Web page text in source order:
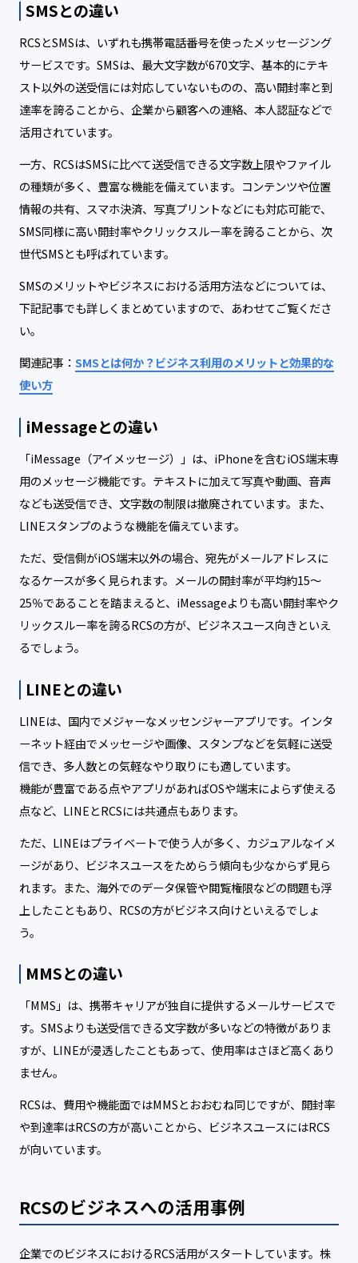
SMSとの違い
RCSとSMSは、いずれも携帯電話番号を使ったメッセージング
サービスです。SMSは、最大文字数が670文字、基本的にテキ
スト以外の送受信には対応していないものの、高い開封率と到
達率を誇ることから、企業から顧客への連絡、本人認証などで
活用されています。
一方、RCSはSMSに比べて送受信できる文字数上限やファイル
の種類が多く、豊富な機能を備えています。コンテンツや位置
情報の共有、スマホ決済、写真プリントなどにも対応可能で、
SMS同様に高い開封率やクリックスルー率を誇ることから、次
世代SMSとも呼ばれています。
SMSのメリットやビジネスにおける活用方法などについては、
下記記事でも詳しくまとめていますので、あわせてご覧くださ
い。
関連記事： SMSとは何か？ビジネス利用のメリットと効果的な
使い方
iMessageとの違い
「iMessage（アイメッセージ）」は、iPhoneを含むiOS端末専
用のメッセージ機能です。テキストに加えて写真や動画、音声
なども送受信でき、文字数の制限は撤廃されています。また、
LINEスタンプのような機能を備えています。
ただ、受信側がiOS端末以外の場合、宛先がメールアドレスに
なるケースが多く見られます。メールの開封率が平均約15～
25％であることを踏まえると、iMessageよりも高い開封率やク
リックスルー率を誇るRCSの方が、ビジネスユース向きといえ
るでしょう。
LINEとの違い
LINEは、国内でメジャーなメッセンジャーアプリです。インタ
ーネット経由でメッセージや画像、スタンプなどを気軽に送受
信でき、多人数との気軽なやり取りにも適しています。
機能が豊富である点やアプリがあればOSや端末によらず使える
点など、LINEとRCSには共通点もあります。
ただ、LINEはプライベートで使う人が多く、カジュアルなイメ
ージがあり、ビジネスユースをためらう傾向も少なからず見ら
れます。また、海外でのデータ保管や閲覧権限などの問題も浮
上したこともあり、RCSの方がビジネス向けといえるでしょ
う。
MMSとの違い
「MMS」は、携帯キャリアが独自に提供するメールサービスで
す。SMSよりも送受信できる文字数が多いなどの特徴がありま
すが、LINEが浸透したこともあって、使用率はさほど高くあり
ません。
RCSは、費用や機能面ではMMSとおおむね同じですが、開封率
や到達率はRCSの方が高いことから、ビジネスユースにはRCS
が向いています。
RCSのビジネスへの活用事例
企業でのビジネスにおけるRCS活用がスタートしています。株